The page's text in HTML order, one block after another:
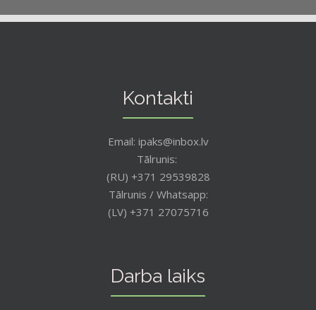
Kontakti
Email: ipaks@inbox.lv
Tālrunis:
(RU) +371 29539828
Tālrunis / Whatsapp:
(LV) +371 27075716
Darba laiks